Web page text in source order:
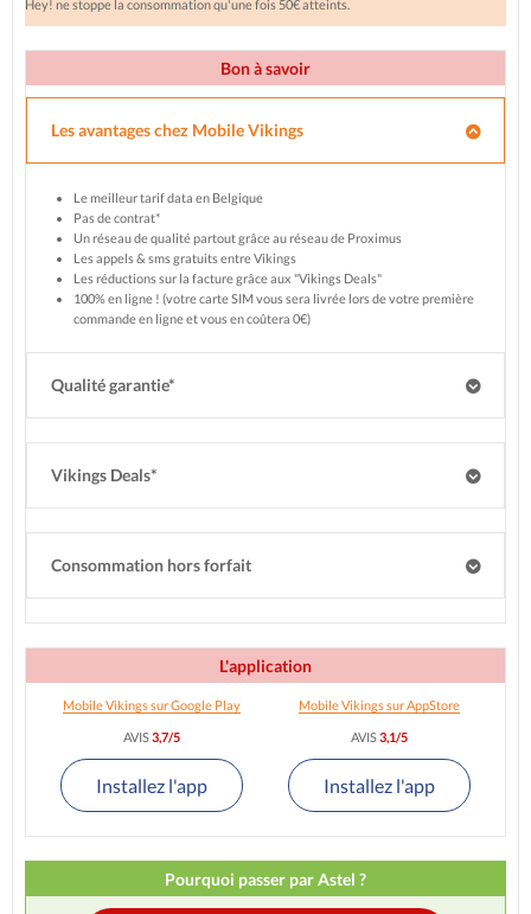
Hey! ne stoppe la consommation qu'une fois 50€ atteints.
Bon à savoir
Les avantages chez Mobile Vikings
Le meilleur tarif data en Belgique
Pas de contrat*
Un réseau de qualité partout grâce au réseau de Proximus
Les appels & sms gratuits entre Vikings
Les réductions sur la facture grâce aux "Vikings Deals"
100% en ligne ! (votre carte SIM vous sera livrée lors de votre première
commande en ligne et vous en coûtera 0€)
Qualité garantie*
Vikings Deals*
Consommation hors forfait
L'application
Mobile Vikings sur Google Play
AVIS3,7/5
Installez l'app
Mobile Vikings sur AppStore
AVIS3,1/5
Installez l'app
Pourquoi passer par Astel ?